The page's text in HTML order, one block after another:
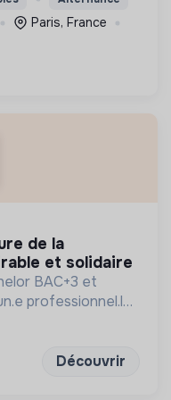
du digital.
Paris, France
et solidaire
BAC+3 et
professionnel.le
Découvrir